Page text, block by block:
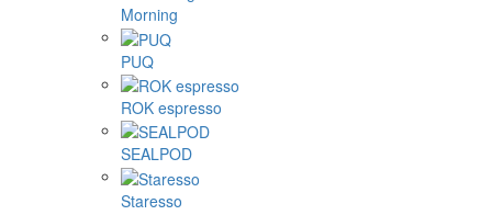
Morning
PUQ
ROK espresso
SEALPOD
Staresso